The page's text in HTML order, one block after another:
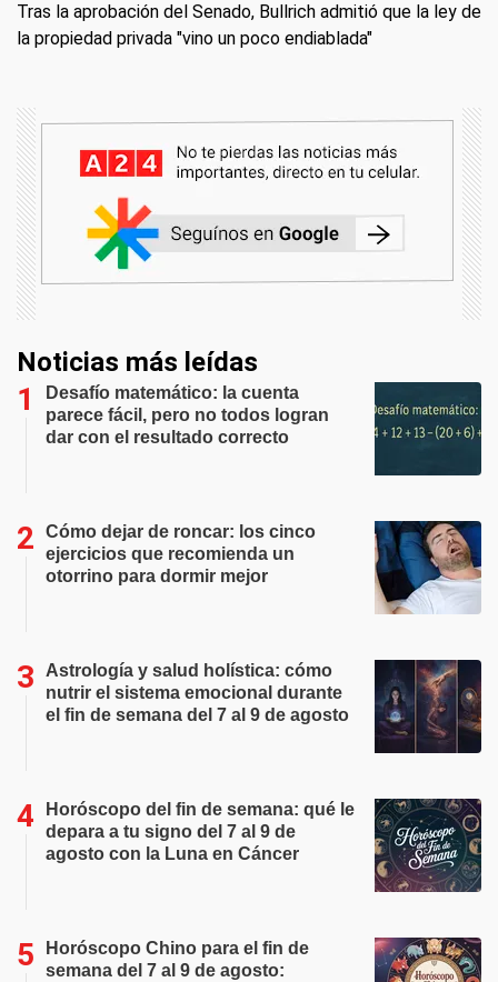
Tras la aprobación del Senado, Bullrich admitió que la ley de
la propiedad privada "vino un poco endiablada"
Noticias más leídas
Desafío matemático: la cuenta
parece fácil, pero no todos logran
dar con el resultado correcto
Cómo dejar de roncar: los cinco
ejercicios que recomienda un
otorrino para dormir mejor
Astrología y salud holística: cómo
nutrir el sistema emocional durante
el fin de semana del 7 al 9 de agosto
Horóscopo del fin de semana: qué le
depara a tu signo del 7 al 9 de
agosto con la Luna en Cáncer
Horóscopo Chino para el fin de
semana del 7 al 9 de agosto: